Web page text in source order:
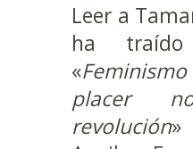
Leer a
ha
«
placer
revolución»